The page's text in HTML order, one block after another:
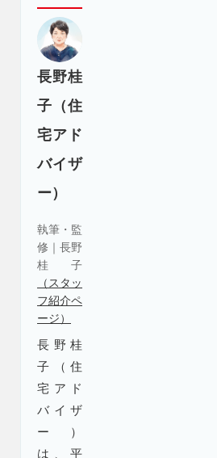
長野桂
子（住
宅アド
バイザ
ー）
執筆・監
修｜長野
桂子
（スタッ
フ紹介ペ
ージ）
長野桂
子（住
宅アド
バイザ
ー）
は、平